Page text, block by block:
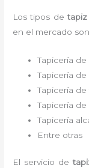
Los tipos de
en el mercado
Tapicería
Tapicería de
Tapicería de
Tapicería
Tapicería
Entre otras
El servicio de